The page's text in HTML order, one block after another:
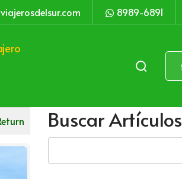
8989-6891
Buscar Artículos